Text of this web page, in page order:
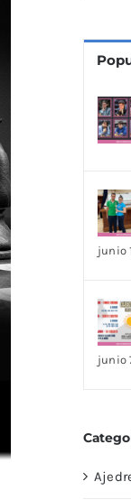
junio
junio